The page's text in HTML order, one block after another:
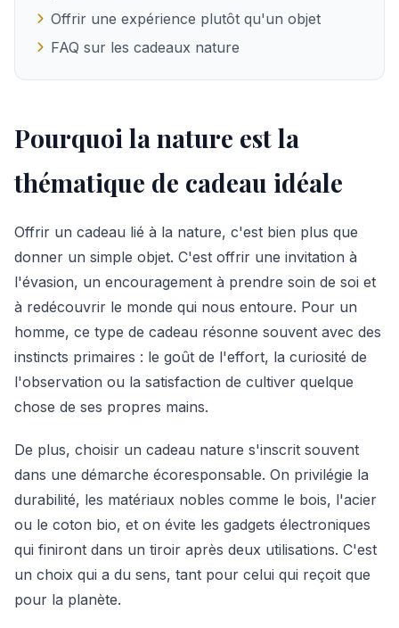
Offrir une expérience plutôt qu'un objet
FAQ sur les cadeaux nature
Pourquoi la nature est la
thématique de cadeau idéale
Offrir un cadeau lié à la nature, c'est bien plus que
donner un simple objet. C'est offrir une invitation à
l'évasion, un encouragement à prendre soin de soi et
à redécouvrir le monde qui nous entoure. Pour un
homme, ce type de cadeau résonne souvent avec des
instincts primaires : le goût de l'effort, la curiosité de
l'observation ou la satisfaction de cultiver quelque
chose de ses propres mains.
De plus, choisir un cadeau nature s'inscrit souvent
dans une démarche écoresponsable. On privilégie la
durabilité, les matériaux nobles comme le bois, l'acier
ou le coton bio, et on évite les gadgets électroniques
qui finiront dans un tiroir après deux utilisations. C'est
un choix qui a du sens, tant pour celui qui reçoit que
pour la planète.